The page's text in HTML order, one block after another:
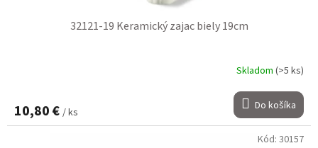
32121-19 Keramický zajac biely 19cm
Skladom (>5 ks)
10,80 € / ks Do košíka
Kód: 30157